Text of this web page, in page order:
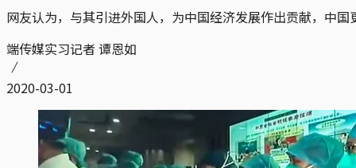
网友认为，与其引进外国人，为中国经济发展作出贡献，中
端传媒实习记者 谭恩如
2020-03-01